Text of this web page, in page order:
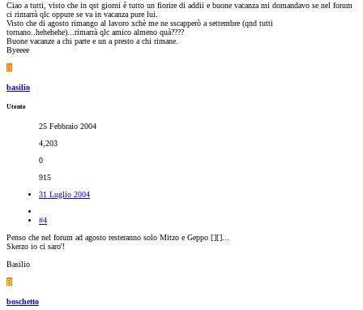
Ciao a tutti, visto che in qst giorni è tutto un fiorire di addii e buone vacanza mi domandavo se nel forum
ci rimarrà qlc oppure se va in vacanza pure lui.
Visto che di agosto rimango al lavoro xchè me ne sscapperò a settembre (qnd tutti
tornano..hehehehe)...rimarrà qlc amico almeno quà????
Buone vacanze a chi parte e un a presto a chi rimane.
Byeeee
B
basilio
Utente
25 Febbraio 2004
4,203
0
915
31 Luglio 2004
#4
Penso che nel forum ad agosto resteranno solo Mitzo e Geppo [][]...
Skerzo io ci saro'!
Basilio
B
boschetto